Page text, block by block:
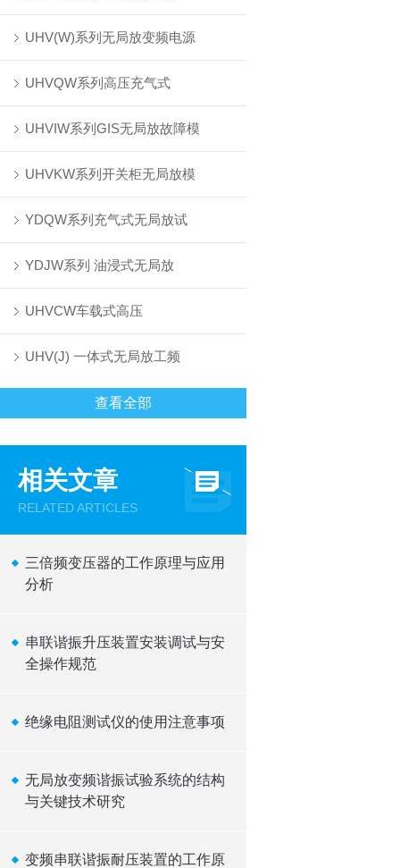
UHV(W)系列无局放变频电源
UHVQW系列高压充气式
UHVIW系列GIS无局放故障模
UHVKW系列开关柜无局放模
YDQW系列充气式无局放试
YDJW系列 油浸式无局放
UHVCW车载式高压
UHV(J) 一体式无局放工频
查看全部
相关文章
RELATED ARTICLES
三倍频变压器的工作原理与应用
分析
串联谐振升压装置安装调试与安
全操作规范
绝缘电阻测试仪的使用注意事项
无局放变频谐振试验系统的结构
与关键技术研究
变频串联谐振耐压装置的工作原